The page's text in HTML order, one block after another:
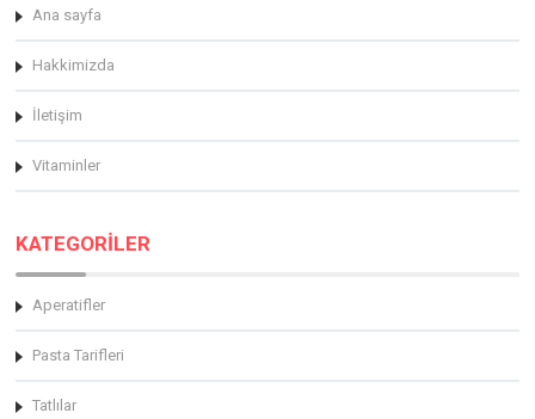
Ana sayfa
Hakkimizda
İletişim
Vitaminler
KATEGORİLER
Aperatifler
Pasta Tarifleri
Tatlılar